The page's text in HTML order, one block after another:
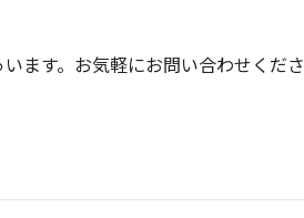
ます。お気軽にお問い合わせくださ